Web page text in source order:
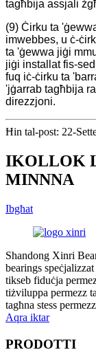
tagħbija assjali
(9) Ċirku ta
imwebbes, u ċ-
ta 'ġewwa jiġi
jiġi installat fis-
fuq iċ-ċirku ta
'jġarrab tagħbija
direzzjoni.
Ħin tal-post: 22-
IKOLLOK
MINNNA
Ibgħat
Shandong Xinri
bearings
tikseb fiduċja
tiżviluppa permezz
tagħna stess
Aqra iktar
PRODOTTI